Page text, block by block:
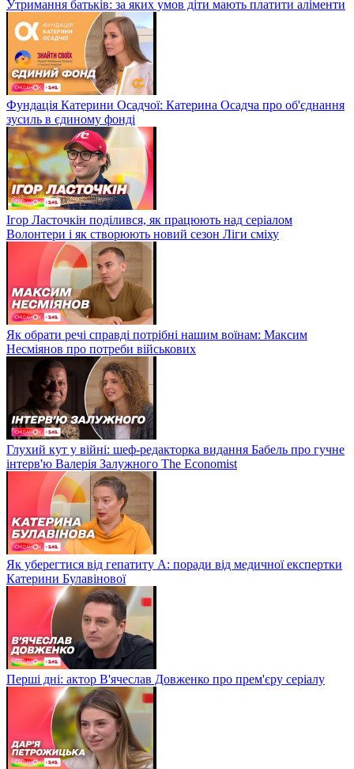
Утримання батьків: за яких умов діти мають платити аліменти
Фундація Катерини Осадчої: Катерина Осадча про об'єднання
зусиль в єдиному фонді
Ігор Ласточкін поділився, як працюють над серіалом
Волонтери і як створюють новий сезон Ліги сміху
Як обрати речі справді потрібні нашим воїнам: Максим
Несміянов про потреби військових
Глухий кут у війні: шеф-редакторка видання Бабель про гучне
інтерв'ю Валерія Залужного The Economist
Як уберегтися від гепатиту А: поради від медичної експертки
Катерини Булавінової
Перші дні: актор В'ячеслав Довженко про прем'єру серіалу